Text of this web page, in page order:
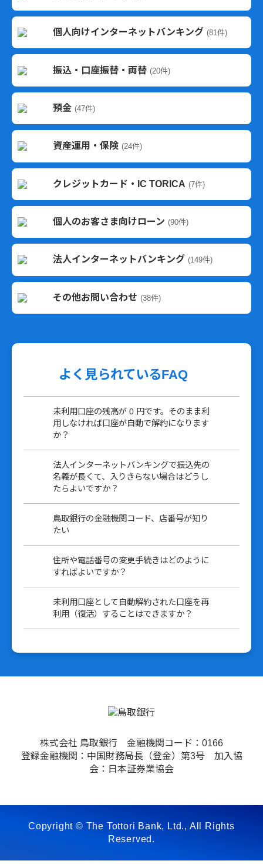
個人向けインターネットバンキング (81件)
振込・口座振替・両替 (20件)
預金 (47件)
資産運用・保険 (24件)
クレジットカード・IC TORICA (7件)
個人のお客さま向けローン (90件)
法人インターネットバンキング (149件)
その他お問い合わせ (38件)
よく見られているFAQ
未利用口座の残高が 0 円です。そのまま利
用しなければ口座が自動で解約になります
か？
法人インターネットバンキングで振込先の
名義が長くて、入りきらない場合はどうし
たらよいですか？
鳥取銀行の金融機関コード、店番号が知り
たい
住所や電話番号の変更手続きはどのように
すればよいですか？
未利用口座として自動解約された口座を再
利用（復活）することはできますか？
株式会社 鳥取銀行 金融機関コード：0166
登録金融機関：中国財務局長（登金）第3号 加入協
会：日本証券業協会
Copyright © The Tottori Bank, Ltd., All Rights
Reserved.